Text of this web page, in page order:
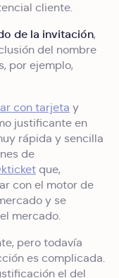
cliente.
de la invitación,
del nombre
por ejemplo,
con tarjeta y
justificante en
rápida y sencilla
de
que,
con el motor de
y se
mercado.
pero todavía
es complicada.
el del